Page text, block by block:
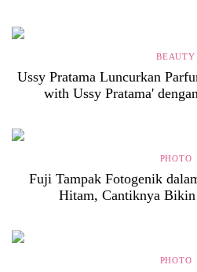
BEAUTY
Ussy Pratama Luncurkan
with Ussy Pratama'
PHOTO
Fuji Tampak Fotogenik
Hitam, Cantiknya
PHOTO